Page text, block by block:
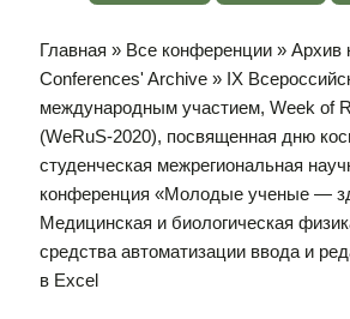
Главная » Все конференции »Архив
Conferences' Archive » IХ
международным участием, Week of
(WeRuS-2020), посвященная дню
студенческая межрегиональная
конференция «Молодые ученые —
Медицинская и биологическая
средства автоматизации ввода и
в Excel